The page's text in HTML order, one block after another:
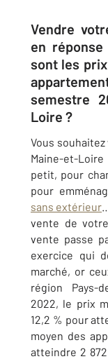
Vendre
en
sont les
semestre
Loire ?
Vous
Maine-et-
petit, pour
pour
sans extérieur
vente de
vente passe
exercice qui
marché, or
région Pays-
2022, le prix
12,2 % pour
moyen des
atteindre 2